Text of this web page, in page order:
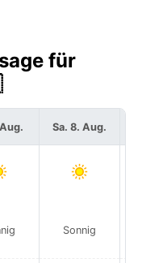
für
Sa. 8. Aug.
Sonnig